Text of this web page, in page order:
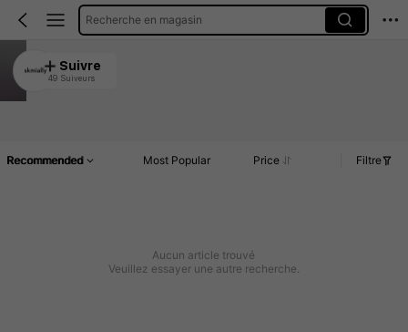
Recherche en magasin
skmially
4.94
Suivre
49 Suiveurs
Recommended Most Popular Price Filtre
Aucun article trouvé
Veuillez essayer une autre recherche.